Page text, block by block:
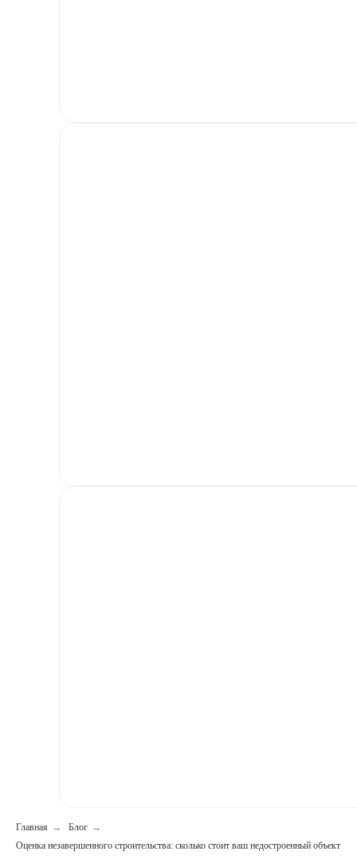
Главная → Блог →
Оценка незавершенного строительства: сколько стоит ваш недостроенный объект